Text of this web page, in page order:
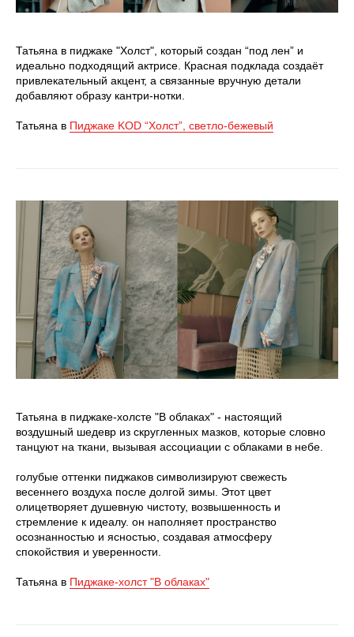
Татьяна в пиджаке "Холст", который создан “под лен” и
идеально подходящий актрисе. Красная подклада создаёт
привлекательный акцент, а связанные вручную детали
добавляют образу кантри-нотки.
Татьяна в Пиджаке KОD “Холст”, светло-бежевый
Татьяна в пиджаке-холсте "В облаках" - настоящий
воздушный шедевр из скругленных мазков, которые словно
танцуют на ткани, вызывая ассоциации с облаками в небе.
голубые оттенки пиджаков символизируют свежесть
весеннего воздуха после долгой зимы. Этот цвет
олицетворяет душевную чистоту, возвышенность и
стремление к идеалу. он наполняет пространство
осознанностью и ясностью, создавая атмосферу
спокойствия и уверенности.
Татьяна в Пиджаке-холст "В облаках"